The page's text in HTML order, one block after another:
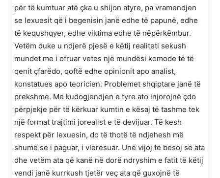
për të kumtuar atë çka u shijon atyre, pa vramendjen
se lexuesit që i begenisin janë edhe të papunë, edhe
të kequshqyer, edhe viktima edhe të nëpërkëmbur.
Vetëm duke u ndjerë pjesë e këtij realiteti sekush
mundet me i ofruar vetes një mundësi komode të të
qenit çfarëdo, qoftë edhe opinionit apo analist,
konstatues apo teoricien. Problemet shqiptare janë të
prekshme. Me kudogjendjen e tyre ato injorojnë çdo
përpjekje për të kërkuar kumtin e kësaj të tashme tek
një format trajtimi jorealist e të devijuar. Të kesh
respekt për lexuesin, do të thotë të ndjehesh më
shumë se i paguar, i vlerësuar. Unë vijoj të besoj se ata
dhe vetëm ata që kanë në dorë ndryshim e fatit të këtij
vendi janë kurrkush tjetër veç ata që guxojnë të